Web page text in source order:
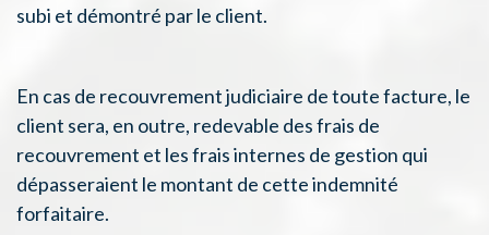
subi et démontré par le client.
En cas de recouvrement judiciaire de toute facture, le
client sera, en outre, redevable des frais de
recouvrement et les frais internes de gestion qui
dépasseraient le montant de cette indemnité
forfaitaire.